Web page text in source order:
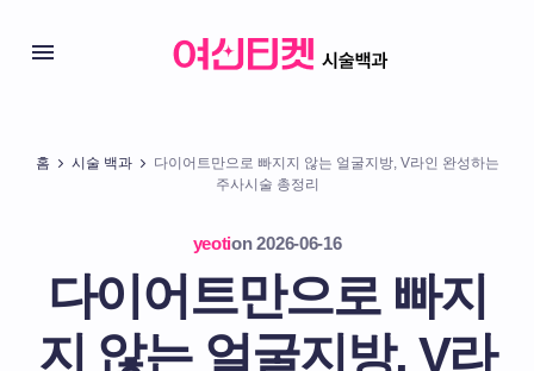
홈 시술 백과
다이어트만으로 빠지지 않는 얼굴지방, V라인 완성하는
주사시술 총정리
yeotion 2026-06-16
다이어트만으로 빠지
지 않는 얼굴지방, V라